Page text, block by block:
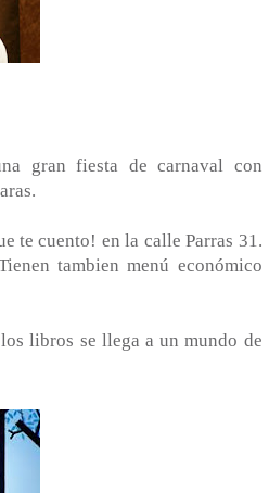
gran fiesta de carnaval con
te cuento! en la calle Parras 31.
tambien menú económico
libros se llega a un mundo de